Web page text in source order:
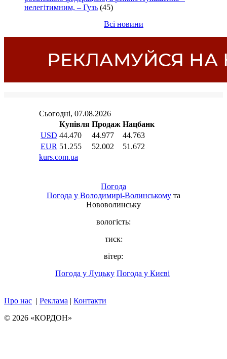
нелегітимним, – Гузь (45)
Всі новини
Погода
Погода у Володимирі-Волинському та
Нововолинську
вологість:
тиск:
вітер:
Погода у Луцьку Погода у Києві
Про нас | Реклама | Контакти
© 2026 «КОРДОН»